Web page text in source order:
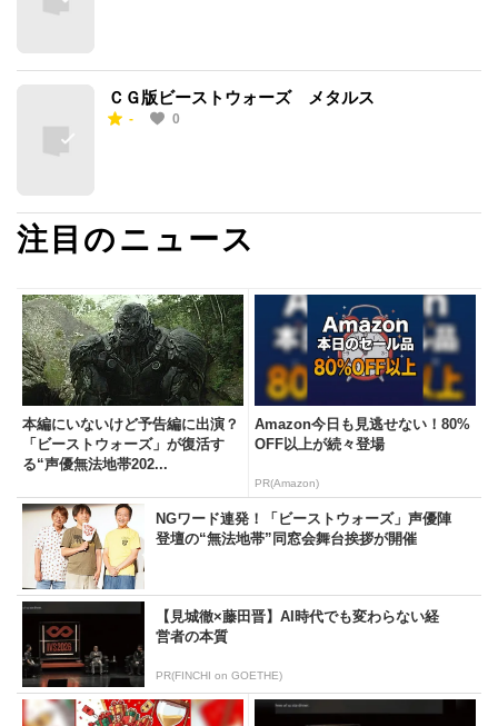
ＣＧ版ビーストウォーズ メタルス
- 0
注目のニュース
本編にいないけど予告編に出演？
「ビーストウォーズ」が復活す
る“声優無法地帯202...
Amazon今日も見逃せない！80%
OFF以上が続々登場
PR(Amazon)
NGワード連発！「ビーストウォーズ」声優陣
登壇の“無法地帯”同窓会舞台挨拶が開催
【見城徹×藤田晋】AI時代でも変わらない経
営者の本質
PR(FINCHI on GOETHE)